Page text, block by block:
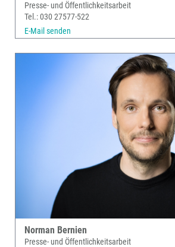
Presse- und Öffentlichkeitsarbeit
Tel.: 030 27577-522
E-Mail senden
Norman Bernien
Presse- und Öffentlichkeitsarbeit